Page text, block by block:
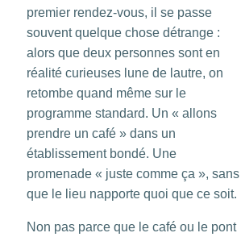
premier rendez-vous, il se passe
souvent quelque chose détrange :
alors que deux personnes sont en
réalité curieuses lune de lautre, on
retombe quand même sur le
programme standard. Un « allons
prendre un café » dans un
établissement bondé. Une
promenade « juste comme ça », sans
que le lieu napporte quoi que ce soit.
Non pas parce que le café ou le pont